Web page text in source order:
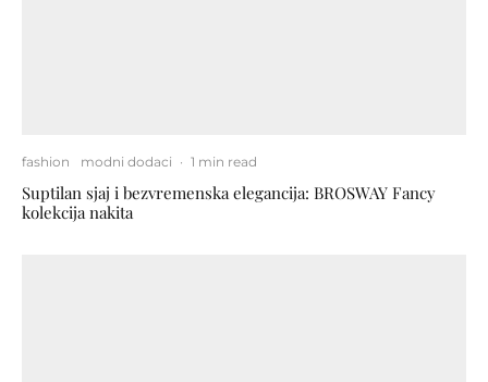
fashion modni dodaci · 1 min read
Suptilan sjaj i bezvremenska elegancija: BROSWAY Fancy
kolekcija nakita